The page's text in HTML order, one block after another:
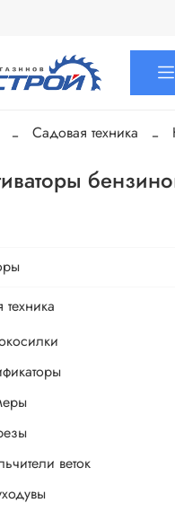
Садовая техника
веток